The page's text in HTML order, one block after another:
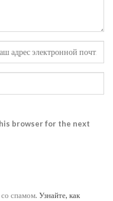
browser for the next
спамом. Узнайте, как